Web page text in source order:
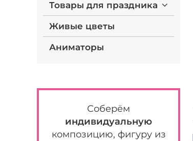
Товары для праздника
Живые цветы
Аниматоры
Соберём
индивидуальную
композицию, фигуру из